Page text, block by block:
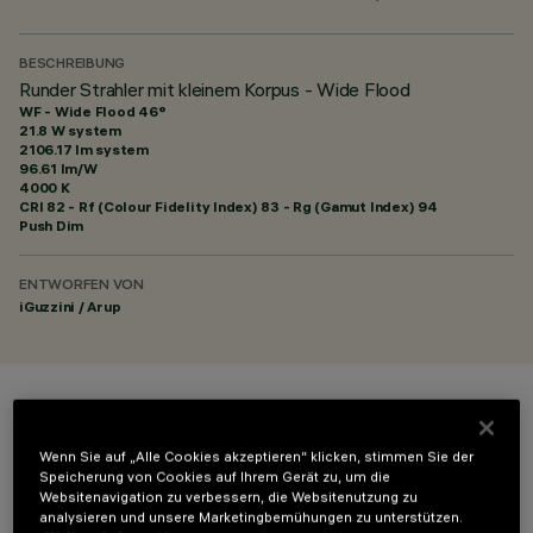
BESCHREIBUNG
Runder Strahler mit kleinem Korpus - Wide Flood
WF - Wide Flood 46°
21.8 W system
2106.17 lm system
96.61 lm/W
4000 K
CRI 82 - Rf (Colour Fidelity Index) 83 - Rg (Gamut Index) 94
Push Dim
ENTWORFEN VON
iGuzzini / Arup
Wenn Sie auf „Alle Cookies akzeptieren“ klicken, stimmen Sie der
Speicherung von Cookies auf Ihrem Gerät zu, um die
Websitenavigation zu verbessern, die Websitenutzung zu
analysieren und unsere Marketingbemühungen zu unterstützen.